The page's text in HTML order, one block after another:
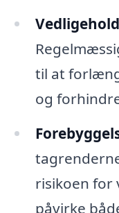
til at
og
risikoen for
påvirke